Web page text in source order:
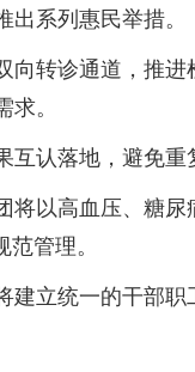
系列惠民举措。
转诊通道，推进
。
落地，避免重
高血压、糖尿
管理。
立统一的干部职